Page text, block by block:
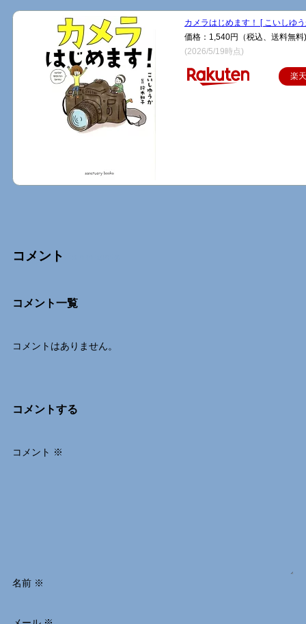
カメラはじめます！ [ こいしゆ
価格：1,540円（税込、送料無料)
(2026/5/19時点)
楽
コメント
コメント一覧
コメントはありません。
コメントする
コメント ※
名前 ※